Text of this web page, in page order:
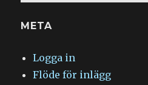
META
Logga in
Flöde för inlägg